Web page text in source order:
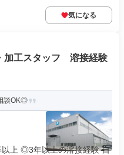
気になる
加工スタッフ 溶接経験
談OK◎
上 ◎3年以上の溶接経験 自